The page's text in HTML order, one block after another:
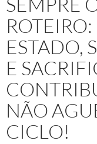
ESTADO,
E
NÃO
CICLO!